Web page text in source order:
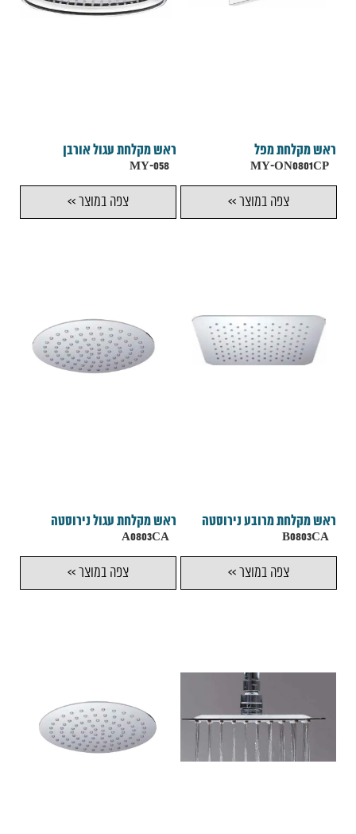
ראש מקלחת מפל
צפה במוצר >>
ראש מקלחת עגול אורבן
MY-058
צפה במוצר >>
ראש מקלחת מרובע נירוסטה
צפה במוצר >>
ראש מקלחת עגול נירוסטה
A0803CA
צפה במוצר >>